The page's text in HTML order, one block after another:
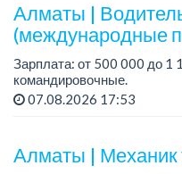
Алматы |
(международные
Зарплата: от 500 000 до 1
командировочные.
Требования: права
07.08.2026 17:53
Алматы | Механик